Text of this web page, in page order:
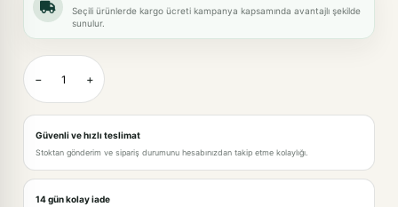
Seçili ürünlerde kargo ücreti kampanya kapsamında avantajlı şekilde
sunulur.
− +
Güvenli ve hızlı teslimat
Stoktan gönderim ve sipariş durumunu hesabınızdan takip etme kolaylığı.
14 gün kolay iade